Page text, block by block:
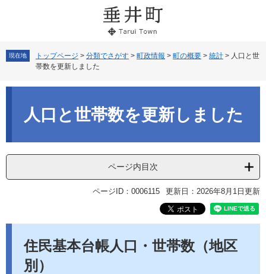
へ
現在地 トップページ > 分類でさがす > 町政情報 > 町の概要 > 統計 > 人口と世
帯数を更新しました
人口と世帯数を更新しました
ページ内目次
ページID：0006115 更新日：2026年8月1日更新
住民基本台帳人口・世帯数（地区
別）